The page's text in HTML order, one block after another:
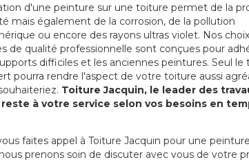
d'une peinture sur une toiture permet de la
mais également de la corrosion, de la pollution
ou encore des rayons ultras violet. Nos
de qualité professionnelle sont conçues pour
difficiles et les anciennes peintures. Seul le
pourra rendre l'aspect de votre toiture aussi
Toiture Jacquin, le leader des
à votre service selon vos besoins en
faites appel à Toiture Jacquin pour une
prenons soin de discuter avec vous de votre